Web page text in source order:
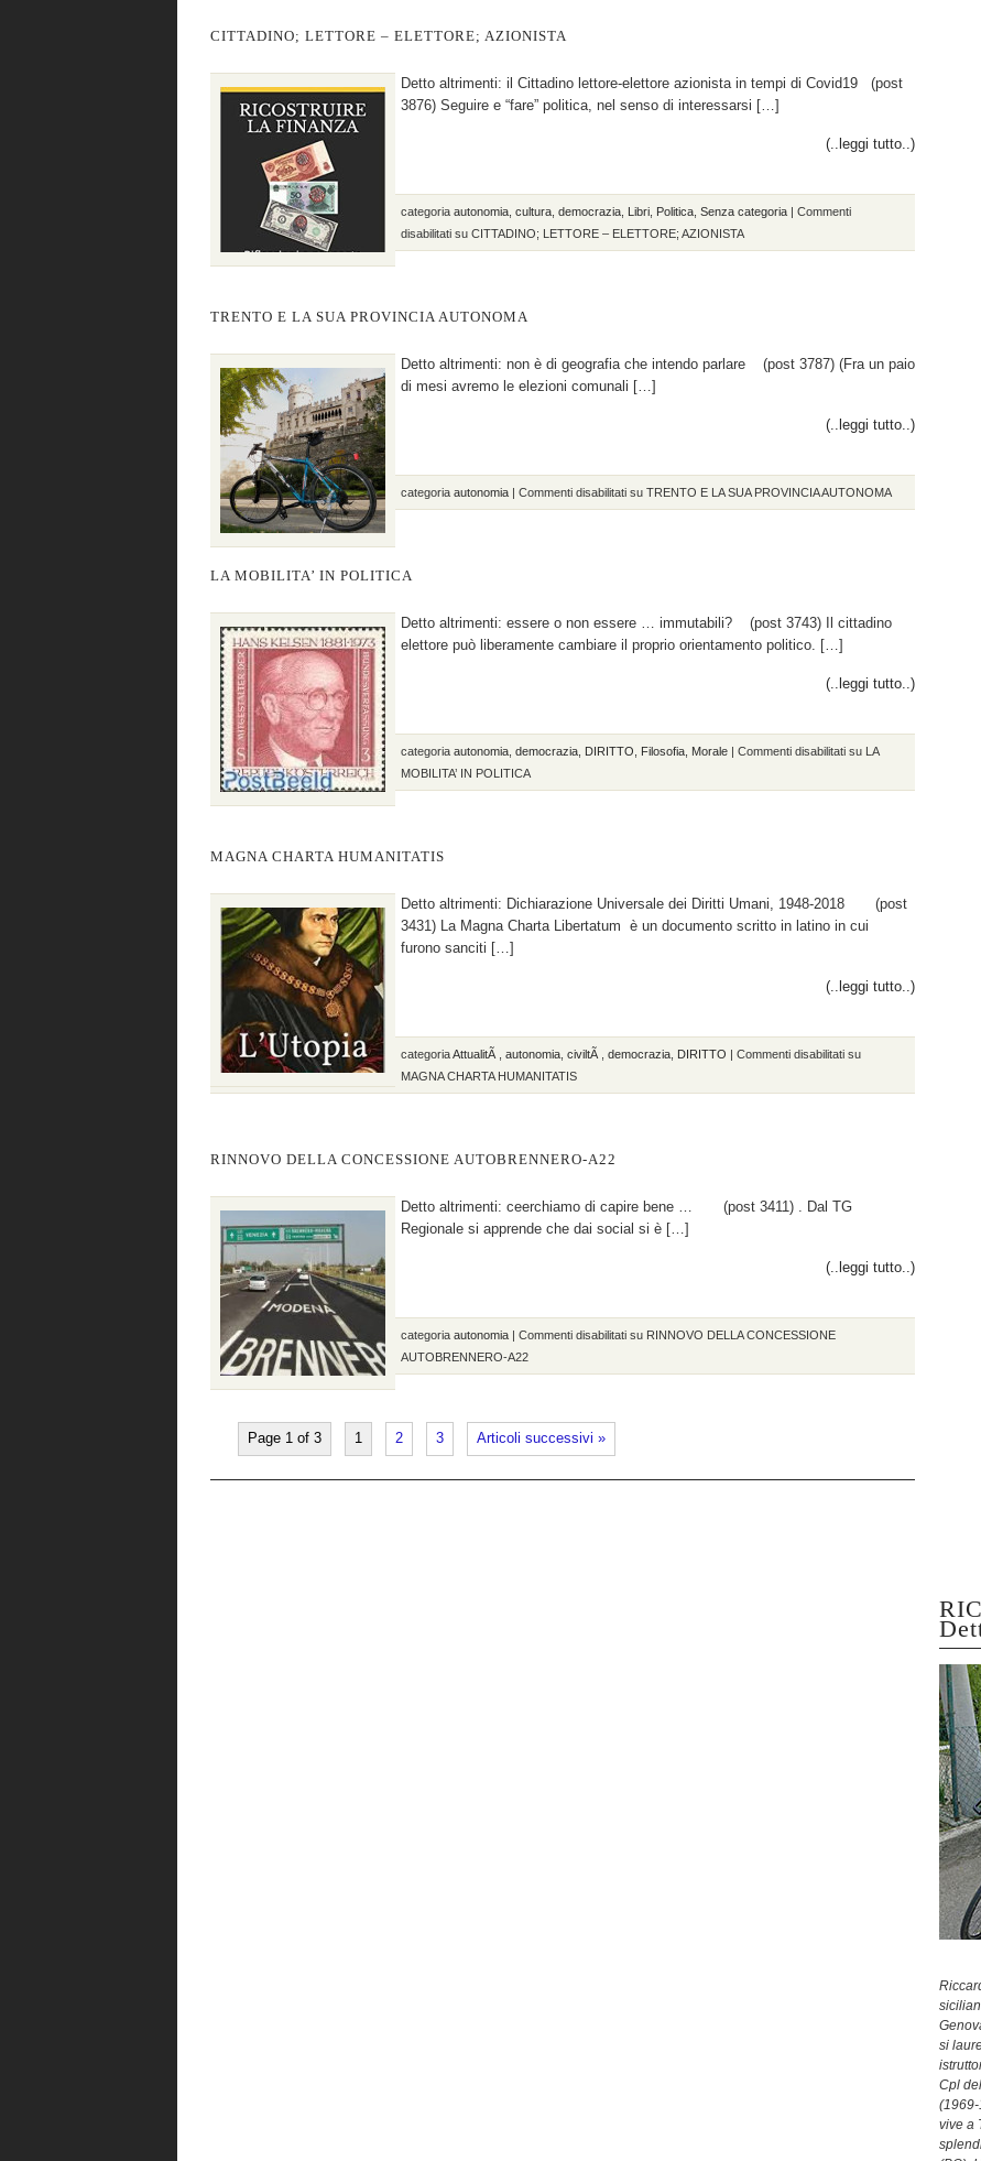
CITTADINO; LETTORE – ELETTORE; AZIONISTA
Detto altrimenti: il Cittadino lettore-elettore azionista in tempi di Covid19 (post
3876) Seguire e “fare” politica, nel senso di interessarsi […]
(..leggi tutto..)
categoria autonomia cultura democrazia Libri Politica Senza categoria | Commenti
disabilitati su CITTADINO; LETTORE – ELETTORE; AZIONISTA
TRENTO E LA SUA PROVINCIA AUTONOMA
Detto altrimenti: non è di geografia che intendo parlare (post 3787) (Fra un paio
di mesi avremo le elezioni comunali […]
(..leggi tutto..)
categoria autonomia | Commenti disabilitati su TRENTO E LA SUA PROVINCIA AUTONOMA
LA MOBILITA’ IN POLITICA
Detto altrimenti: essere o non essere … immutabili? (post 3743) Il cittadino
elettore può liberamente cambiare il proprio orientamento politico. […]
(..leggi tutto..)
categoria autonomia democrazia DIRITTO Filosofia Morale | Commenti disabilitati su LA
MOBILITA’ IN POLITICA
MAGNA CHARTA HUMANITATIS
Detto altrimenti: Dichiarazione Universale dei Diritti Umani, 1948-2018 (post
3431) La Magna Charta Libertatum è un documento scritto in latino in cui
furono sanciti […]
(..leggi tutto..)
categoriaAttualitÃ autonomia civiltÃ democrazia DIRITTO | Commenti disabilitati su
MAGNA CHARTA HUMANITATIS
RINNOVO DELLA CONCESSIONE AUTOBRENNERO-A22
Detto altrimenti: ceerchiamo di capire bene … (post 3411) . Dal TG
Regionale si apprende che dai social si è […]
(..leggi tutto..)
categoria autonomia | Commenti disabilitati su RINNOVO DELLA CONCESSIONE
AUTOBRENNERO-A22
Page 1 of 3 1 2 3 Articoli successivi »
si
Cpl
(1969-
vive a